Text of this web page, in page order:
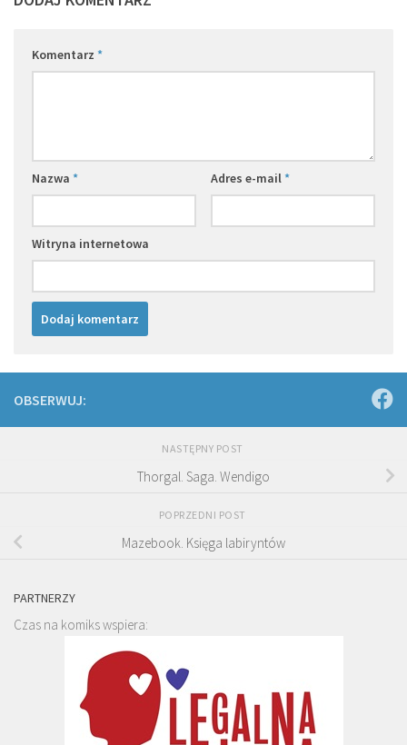
Komentarz *
Nazwa * Adres e-mail*
Witryna internetowa
OBSERWUJ:
NASTĘPNY POST
Thorgal. Saga. Wendigo
POPRZEDNI POST
Mazebook. Księga labiryntów
PARTNERZY
Czas na komiks wspiera: